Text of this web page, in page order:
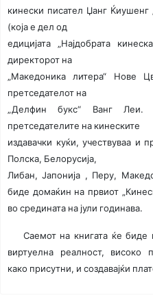
кинески писател Џанг Ќиушенг
(која е дел од
едицијата „Најдобрата
директорот на
„Македоника литера“ Нове
претседателот на
„Делфин букс“ Ванг
претседателите на кинеските
издавачки куќи, учествуваа и
Полска, Белорусија,
Либан, Јапонија , Перу,
биде домаќин на првиот
во средината на јули годинава.
Саемот на книгата ќе биде
виртуелна реалност, високо
како присутни, и создавајќи